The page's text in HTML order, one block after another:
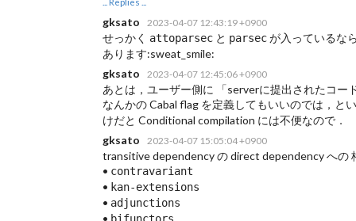
gksato 2023-04-07 12:43:19 +0900
せっかく attoparsecと parsecが入っているな
あります:sweat_smile:
gksato
2023-04-07 12:45:06 +0900
あとは，ユーザー側に 「serverに提出されたコ
なんかの Cabal flag を定義してもいいのでは，
けだと Conditional compilation には不便なので．
gksato
2023-04-07 15:05:04 +0900
transitive dependency の direct dependency への
• contravariant
• kan-extensions
• adjunctions
•